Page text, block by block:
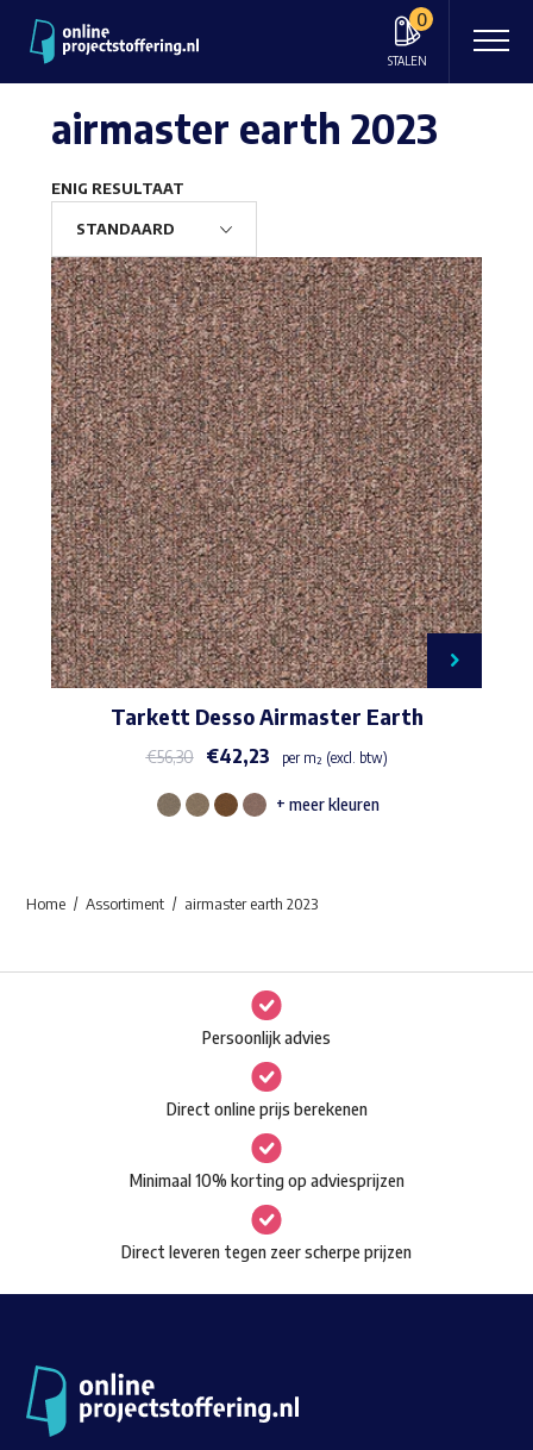
0
STALEN
Waar ben je naar op zoek?
airmaster earth 2023
ENIG RESULTAAT
Tarkett Desso Airmaster Earth
€56,30 €42,23 per m² (excl. btw)
Dit
Deze
optie
kan
gekozen
worden
op
de
productpagina
+ meer kleuren
Home Assortiment airmaster earth 2023
Persoonlijk advies
Direct online prijs berekenen
Minimaal 10% korting op adviesprijzen
Direct leveren tegen zeer scherpe prijzen